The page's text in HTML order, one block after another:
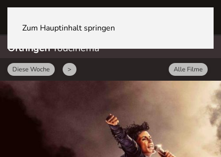
Zum Hauptinhalt springen
OftringenYoucinema
Diese Woche > Alle Filme